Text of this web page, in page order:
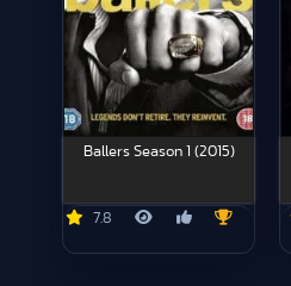
Ballers Season 1 (2015)
7.8